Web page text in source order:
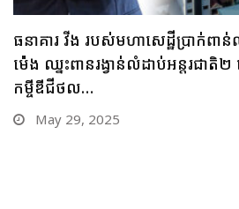
ធនាគារ ប្រៃសណីយ៍កម្ពុជា និងក្រុ
ចក្រថិក ចុះកិច្ចព្រមព្រៀងភាពជាដៃគូយុទ្ធ
May 28, 2025